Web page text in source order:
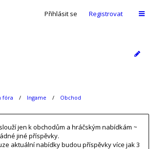
Přihlásit se Registrovat
fóra Ingame Obchod
jen k obchodům a hráčským nabídkám ~
jiné příspěvky.
aktuální nabídky budou příspěvky více jak 3